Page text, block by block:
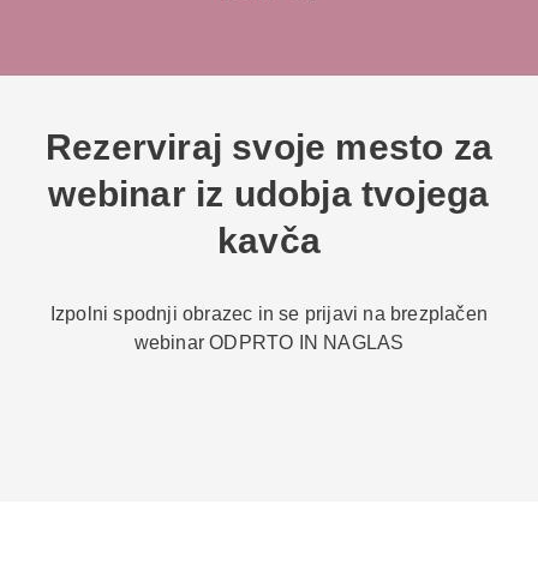
Rezerviraj svoje mesto za
webinar iz udobja tvojega
kavča
Izpolni spodnji obrazec in se prijavi na brezplačen
webinar ODPRTO IN NAGLAS